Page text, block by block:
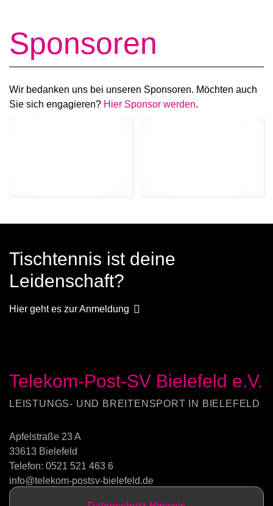
Sponsoren
Wir bedanken uns bei unseren Sponsoren. Möchten auch
Sie sich engagieren? Hier Sponsor werden.
Tischtennis ist deine
Leidenschaft?
Hier geht es zur Anmeldung
Telekom-Post-SV Bielefeld e.V.
LEISTUNGS- UND BREITENSPORT IN BIELEFELD
Apfelstraße 23 A
33613 Bielefeld
Telefon: 0521 521 463 6
info@telekom-postsv-bielefeld.de